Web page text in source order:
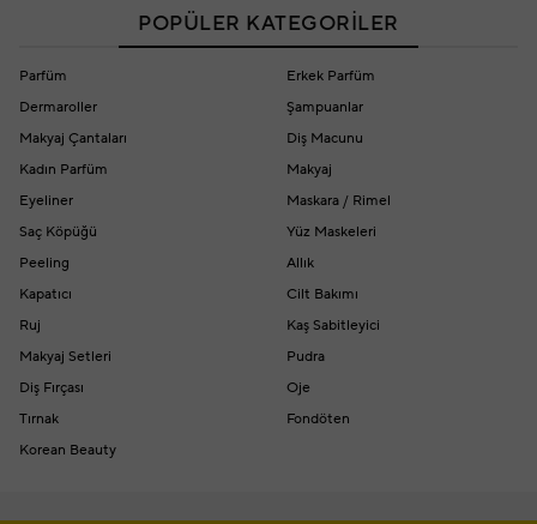
POPÜLER KATEGORİLER
Parfüm
Erkek Parfüm
Dermaroller
Şampuanlar
Makyaj Çantaları
Diş Macunu
Kadın Parfüm
Makyaj
Eyeliner
Maskara / Rimel
Saç Köpüğü
Yüz Maskeleri
Peeling
Allık
Kapatıcı
Cilt Bakımı
Ruj
Kaş Sabitleyici
Makyaj Setleri
Pudra
Diş Fırçası
Oje
Tırnak
Fondöten
Korean Beauty